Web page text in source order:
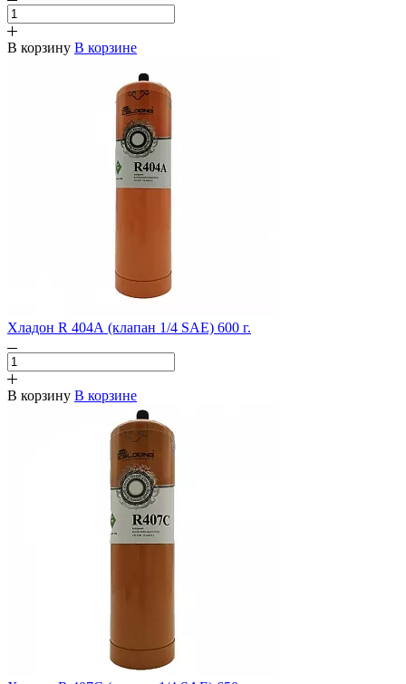
В корзину В корзине
Хладон R 404А (клапан 1/4 SAE) 600 г.
В корзину В корзине